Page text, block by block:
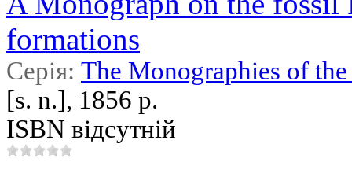
formations
Серія: The Monographies of
[s. n.], 1856 р.
ISBN відсутній